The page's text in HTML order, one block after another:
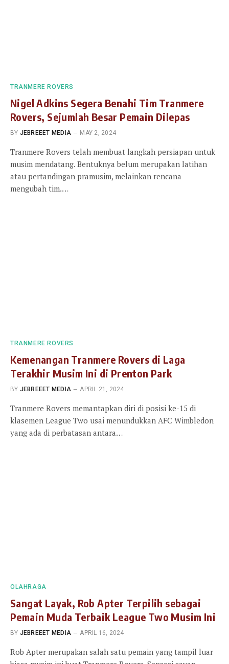
TRANMERE ROVERS
Nigel Adkins Segera Benahi Tim Tranmere
Rovers, Sejumlah Besar Pemain Dilepas
BY JEBREEET MEDIA MAY 2, 2024
Tranmere Rovers telah membuat langkah persiapan untuk
musim mendatang. Bentuknya belum merupakan latihan
atau pertandingan pramusim, melainkan rencana
mengubah tim.…
TRANMERE ROVERS
Kemenangan Tranmere Rovers di Laga
Terakhir Musim Ini di Prenton Park
BY JEBREEET MEDIA APRIL 21, 2024
Tranmere Rovers memantapkan diri di posisi ke-15 di
klasemen League Two usai menundukkan AFC Wimbledon
yang ada di perbatasan antara…
OLAHRAGA
Sangat Layak, Rob Apter Terpilih sebagai
Pemain Muda Terbaik League Two Musim Ini
BY JEBREEET MEDIA APRIL 16, 2024
Rob Apter merupakan salah satu pemain yang tampil luar